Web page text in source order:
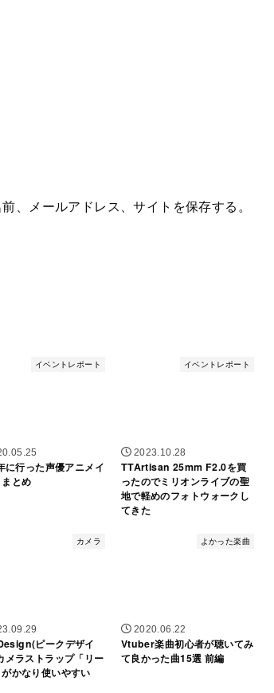
、メールアドレス、サイトを保存する。
イベントレポート
に行った声優アニメイ
とめ
イベントレポート
2023.10.28
TTArtisan 25mm F2.0を買
ったのでミリオンライブの聖
地で軽めのフォトウォークし
てきた
カメラ
ピークデザイ
メラストラップ「リー
かなり使いやすい
よかった楽曲
2020.06.22
Vtuber楽曲初心者が聴いてみ
て良かった曲15選 前編